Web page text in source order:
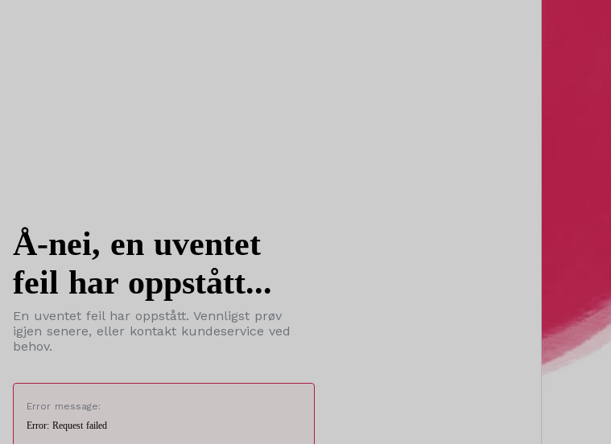
Å-nei, en uventet
feil har oppstått...
En uventet feil har oppstått. Vennligst prøv
igjen senere, eller kontakt kundeservice ved
behov.
Error message:
Error: Request failed